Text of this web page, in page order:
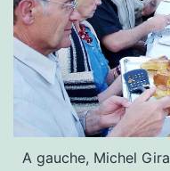
A gauche, Michel